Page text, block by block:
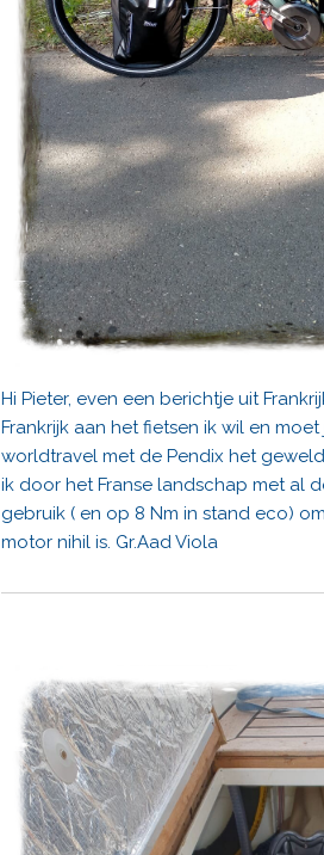
Hi Pieter, even een berichtje uit
Frankrijk aan het fietsen ik wil en
worldtravel met de Pendix het
ik door het Franse landschap met al
gebruik ( en op 8 Nm in stand eco)
motor nihil is. Gr.Aad Viola